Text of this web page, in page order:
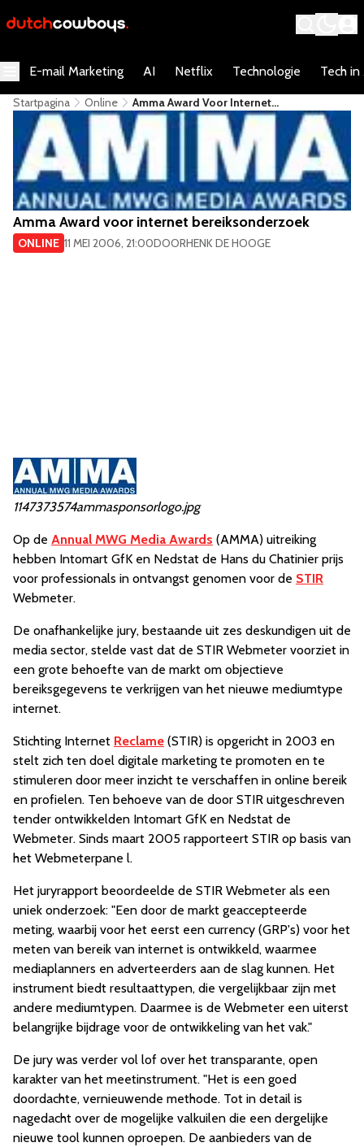
E-mail Marketing AI Netflix Technologie Tech in
Startpagina Online
Amma Award Voor Internet
Bereiksonderzoek
Amma Award voor internet bereiksonderzoek
ONLINE 11 MEI 2006, 21:00DOORHENK DE HOOGE
1147373574ammasponsorlogo.jpg
Op de Annual MWG Media Awards (AMMA) uitreiking
hebben Intomart GfK en Nedstat de Hans du Chatinier prijs
voor professionals in ontvangst genomen voor de STIR
Webmeter.
De onafhankelijke jury, bestaande uit zes deskundigen uit de
media sector, stelde vast dat de STIR Webmeter voorziet in
een grote behoefte van de markt om objectieve
bereiksgegevens te verkrijgen van het nieuwe mediumtype
internet.
Stichting Internet Reclame (STIR) is opgericht in 2003 en
stelt zich ten doel digitale marketing te promoten en te
stimuleren door meer inzicht te verschaffen in online bereik
en profielen. Ten behoeve van de door STIR uitgeschreven
tender ontwikkelden Intomart GfK en Nedstat de
Webmeter. Sinds maart 2005 rapporteert STIR op basis van
het Webmeterpane l.
Het juryrapport beoordeelde de STIR Webmeter als een
uniek onderzoek: "Een door de markt geaccepteerde
meting, waarbij voor het eerst een currency (GRP's) voor het
meten van bereik van internet is ontwikkeld, waarmee
mediaplanners en adverteerders aan de slag kunnen. Het
instrument biedt resultaattypen, die vergelijkbaar zijn met
andere mediumtypen. Daarmee is de Webmeter een uiterst
belangrijke bijdrage voor de ontwikkeling van het vak."
De jury was verder vol lof over het transparante, open
karakter van het meetinstrument. "Het is een goed
doordachte, vernieuwende methode. Tot in detail is
nagedacht over de mogelijke valkuilen die een dergelijke
nieuwe tool kunnen oproepen. De aanbieders van de